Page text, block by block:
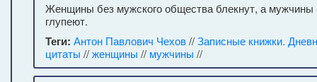
Женщины без мужского общества блекнут, а мужчины
глупеют.
Теги: Антон Павлович Чехов//Записные книжки.
цитаты //женщины // мужчины //